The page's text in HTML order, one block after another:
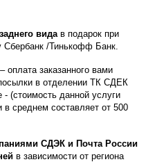
вида в подарок при
Сбербанк /Тинькофф Банк.
– оплата заказанного вами
в отделении ТК СДЕК
(стоимость данной услуги
в среднем составляет от 500
СДЭК и Почта России
в зависимости от региона